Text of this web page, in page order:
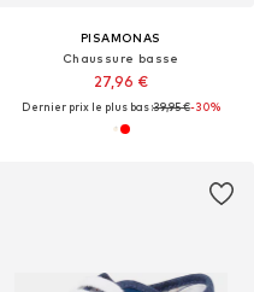
PISAMONAS
Chaussure basse
27,96 €
Dernier prix le plus bas :39,95 €-30%